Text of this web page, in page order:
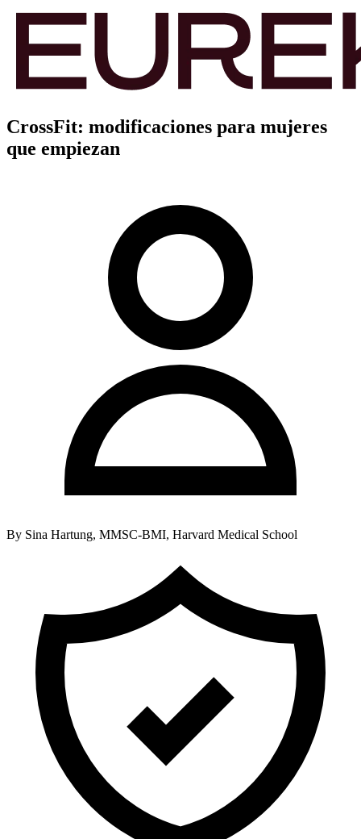
CrossFit: modificaciones para mujeres
que empiezan
By Sina Hartung, MMSC-BMI, Harvard Medical School